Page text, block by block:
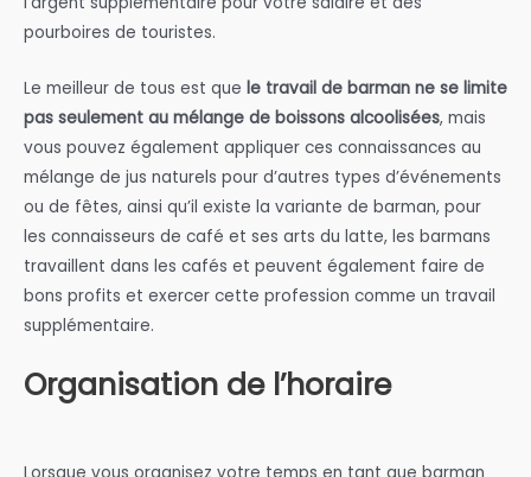
pourboires de touristes.
Le meilleur de tous est que le travail de barman ne se limite
pas seulement au mélange de boissons alcoolisées, mais
vous pouvez également appliquer ces connaissances au
mélange de jus naturels pour d’autres types d’événements
ou de fêtes, ainsi qu’il existe la variante de barman, pour
les connaisseurs de café et ses arts du latte, les barmans
travaillent dans les cafés et peuvent également faire de
bons profits et exercer cette profession comme un travail
supplémentaire.
Organisation de l’horaire